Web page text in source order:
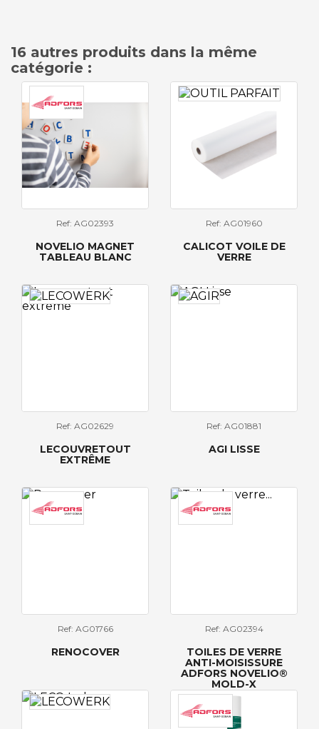
16 autres produits dans la même
catégorie :
Ref: AG02393
NOVELIO MAGNET
TABLEAU BLANC
Ref: AG01960
CALICOT VOILE DE
VERRE
Ref: AG02629
LECOUVRETOUT
EXTRÊME
Ref: AG01881
AGI LISSE
Ref: AG01766
RENOCOVER
Ref: AG02394
TOILES DE VERRE
ANTI-MOISISSURE
ADFORS NOVELIO®
MOLD-X